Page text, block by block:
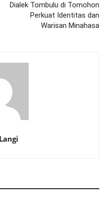
Dialek Tombulu di Tomohon
Perkuat Identitas dan
Warisan Minahasa